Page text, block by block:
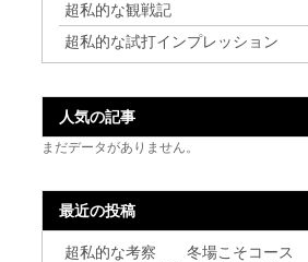
超私的な観戦記
超私的な試打インプレッション
人気の記事
まだデータがありません。
最近の投稿
超私的な考察 冬場こそコース